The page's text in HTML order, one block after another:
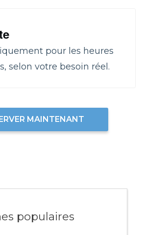
pour les heures
selon votre besoin réel.
MAINTENANT
populaires